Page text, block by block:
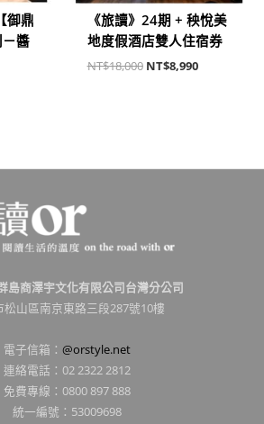
御鼎
醬
《旅讀》24期 + 秧悅美
地度假酒店雙人住宿券
NT$18,000 NT$8,990
島商澤宇文化有限公司台灣分公司
松山區南京東路三段287號10樓
電子信箱： @orstyle.net
連絡電話：02 2322 2812
免費專線：0800 897 888
統一編號：53009698